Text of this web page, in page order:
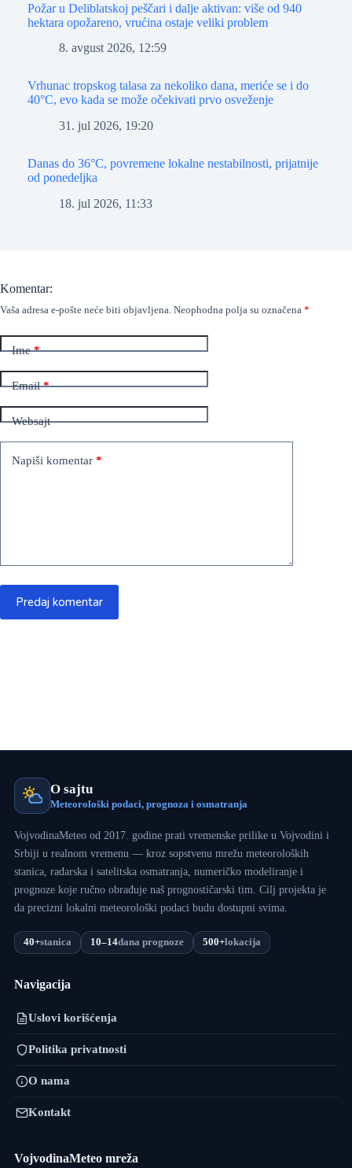
Požar u Deliblatskoj peščari i dalje aktivan: više od 940
hektara opožareno, vrućina ostaje veliki problem
8. avgust 2026, 12:59
Vrhunac tropskog talasa za nekoliko dana, meriće se i do
40°C, evo kada se može očekivati prvo osveženje
31. jul 2026, 19:20
Danas do 36°C, povremene lokalne nestabilnosti, prijatnije
od ponedeljka
18. jul 2026, 11:33
Komentar:
Vaša adresa e-pošte neće biti objavljena. Neophodna polja su označena *
Ime*
Email*
Websajt
Napiši komentar *
Predaj komentar
O sajtu
Meteorološki podaci, prognoza i osmatranja
VojvodinaMeteo od 2017. godine prati vremenske prilike u Vojvodini i
Srbiji u realnom vremenu — kroz sopstvenu mrežu meteoroloških
stanica, radarska i satelitska osmatranja, numeričko modeliranje i
prognoze koje ručno obrađuje naš prognostičarski tim. Cilj projekta je
da precizni lokalni meteorološki podaci budu dostupni svima.
40+stanica 10–14dana prognoze 500+lokacija
Navigacija
Uslovi korišćenja
Politika privatnosti
O nama
Kontakt
VojvodinaMeteo mreža